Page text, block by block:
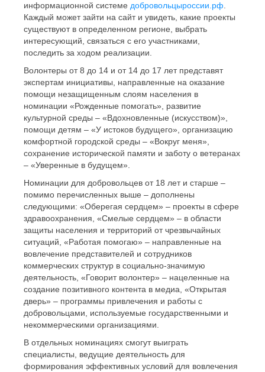
О центре
Контакты
информационной системе добровольцыроссии.рф.
Каждый может зайти на сайт и увидеть, какие проекты
существуют в определенном регионе, выбрать
интересующий, связаться с его участниками,
последить за ходом реализации.
Волонтеры от 8 до 14 и от 14 до 17 лет представят
экспертам инициативы, направленные на оказание
помощи незащищенным слоям населения в
номинации «Рожденные помогать», развитие
культурной среды – «Вдохновленные (искусством)»,
помощи детям – «У истоков будущего», организацию
комфортной городской среды – «Вокруг меня»,
сохранение исторической памяти и заботу о ветеранах
– «Уверенные в будущем».
Номинации для добровольцев от 18 лет и старше –
помимо перечисленных выше – дополнены
следующими: «Оберегая сердцем» – проекты в сфере
здравоохранения, «Смелые сердцем» – в области
защиты населения и территорий от чрезвычайных
ситуаций, «Работая помогаю» – направленные на
вовлечение представителей и сотрудников
коммерческих структур в социально-значимую
деятельность, «Говорит волонтер» – нацеленные на
создание позитивного контента в медиа, «Открытая
дверь» – программы привлечения и работы с
добровольцами, используемые государственными и
некоммерческими организациями.
В отдельных номинациях смогут выиграть
специалисты, ведущие деятельность для
формирования эффективных условий для вовлечения